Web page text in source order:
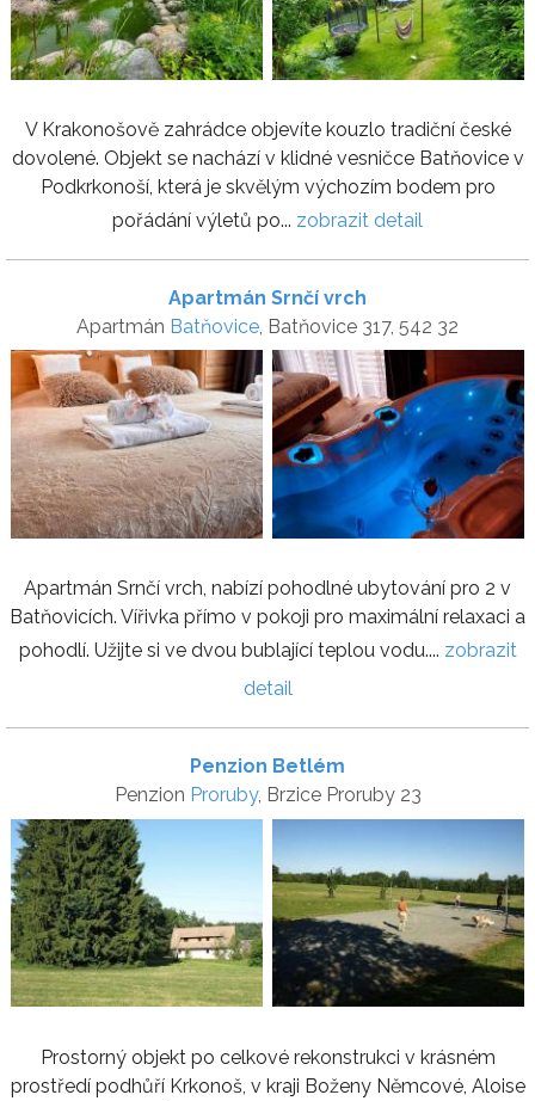
V Krakonošově zahrádce objevíte kouzlo tradiční české
dovolené. Objekt se nachází v klidné vesničce Batňovice v
Podkrkonoší, která je skvělým výchozím bodem pro
pořádání výletů po... zobrazit detail
Apartmán Srnčí vrch
Apartmán Batňovice, Batňovice 317, 542 32
Apartmán Srnčí vrch, nabízí pohodlné ubytování pro 2 v
Batňovicích. Vířivka přímo v pokoji pro maximální relaxaci a
pohodlí. Užijte si ve dvou bublající teplou vodu.... zobrazit
detail
Penzion Betlém
Penzion Proruby, Brzice Proruby 23
Prostorný objekt po celkové rekonstrukci v krásném
prostředí podhůří Krkonoš, v kraji Boženy Němcové, Aloise